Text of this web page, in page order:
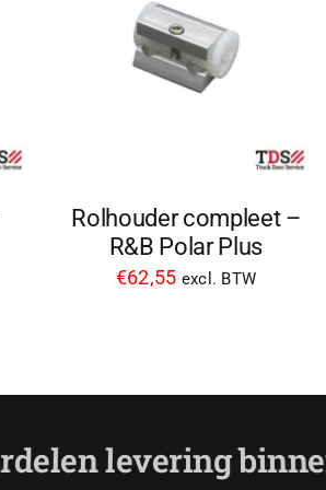
Rolhouder compleet –
R&B Polar Plus
€62,55 excl. BTW